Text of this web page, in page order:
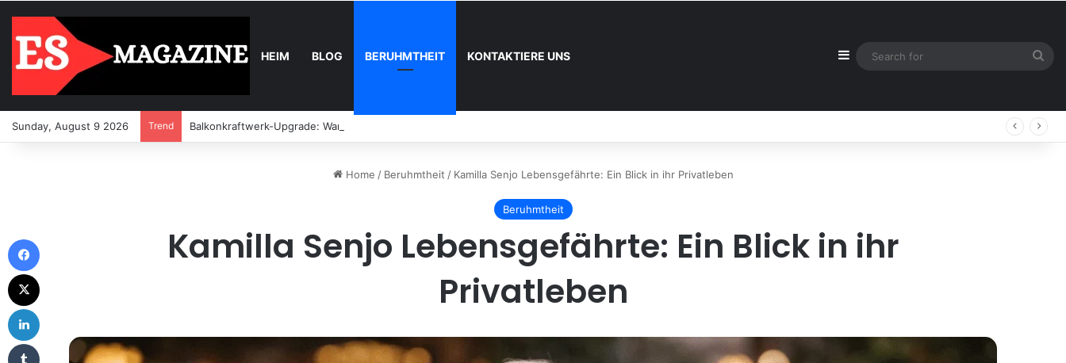
HEIM BLOG BERUHMTHEIT KONTAKTIERE UNS Sidebar
Sunday, August 9 2026 Trend Balkonkraftwerk-Upgrade: Wann und wie registrieren
Home / Beruhmtheit / Kamilla Senjo Lebensgefährte: Ein Blick in ihr Privatleben
Beruhmtheit
Kamilla Senjo Lebensgefährte: Ein Blick in ihr
Privatleben
Tumblr